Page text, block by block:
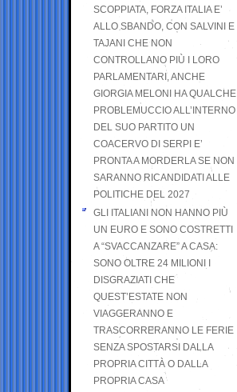
SCOPPIATA, FORZA ITALIA E’
ALLO SBANDO, CON SALVINI E
TAJANI CHE NON
CONTROLLANO PIÙ I LORO
PARLAMENTARI, ANCHE
GIORGIA MELONI HA QUALCHE
PROBLEMUCCIO ALL’INTERNO
DEL SUO PARTITO UN
COACERVO DI SERPI E’
PRONTA A MORDERLA SE NON
SARANNO RICANDIDATI ALLE
POLITICHE DEL 2027
GLI ITALIANI NON HANNO PIÙ
UN EURO E SONO COSTRETTI
A “SVACCANZARE” A CASA:
SONO OLTRE 24 MILIONI I
DISGRAZIATI CHE
QUEST’ESTATE NON
VIAGGERANNO E
TRASCORRERANNO LE FERIE
SENZA SPOSTARSI DALLA
PROPRIA CITTÀ O DALLA
PROPRIA CASA